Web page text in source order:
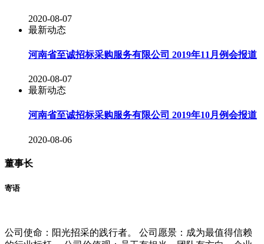
2020-08-07
最新动态
河南省至诚招标采购服务有限公司 2019年11月例会报道
2020-08-07
最新动态
河南省至诚招标采购服务有限公司 2019年10月例会报道
2020-08-06
董事长
寄语
公司使命：阳光招采的践行者。 公司愿景：成为最值得信赖